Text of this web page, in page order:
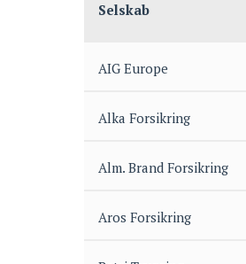
Selskab
AIG Europe
Alka Forsikring
Alm. Brand Forsikring
Aros Forsikring